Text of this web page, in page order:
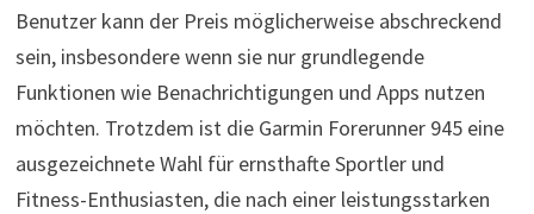
Benutzer kann der Preis möglicherweise abschreckend
sein, insbesondere wenn sie nur grundlegende
Funktionen wie Benachrichtigungen und Apps nutzen
möchten. Trotzdem ist die Garmin Forerunner 945 eine
ausgezeichnete Wahl für ernsthafte Sportler und
Fitness-Enthusiasten, die nach einer leistungsstarken